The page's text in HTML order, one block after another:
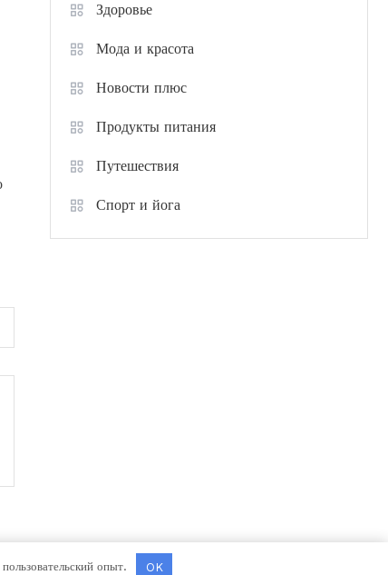
Здоровье
Мода и красота
Новости плюс
Продукты питания
Путешествия
Спорт и йога
опыт. OK